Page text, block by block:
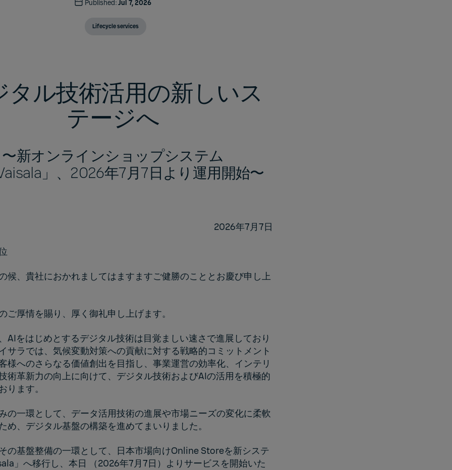
Published:Jul 7, 2026
Lifecycle services
タル技術活用の新しいス
テージへ
〜新オンラインショップシステム
」、2026年7月7日より運用開始〜
2026年7月7日
、貴社におかれましてはますますご健勝のこととお慶び申し上
ご厚情を賜り、厚く御礼申し上げます。
AIをはじめとするデジタル技術は目覚ましい速さで進展しており
サラでは、気候変動対策への貢献に対する戦略的コミットメント
様へのさらなる価値創出を目指し、事業運営の効率化、インテリ
術革新力の向上に向けて、デジタル技術およびAIの活用を積極的
ります。
の一環として、データ活用技術の進展や市場ニーズの変化に柔軟
め、デジタル基盤の構築を進めてまいりました。
の基盤整備の一環として、日本市場向けOnline Storeを新システ
」へ移行し、本日 （2026年7月7日）よりサービスを開始いた